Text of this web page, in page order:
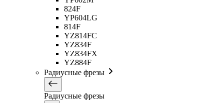
824F
YP604LG
814F
YZ814FC
YZ834F
YZ834FX
YZ884F
Радиусные фрезы
Радиусные фрезы